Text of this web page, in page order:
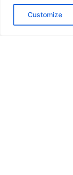
Customize
Werken bij